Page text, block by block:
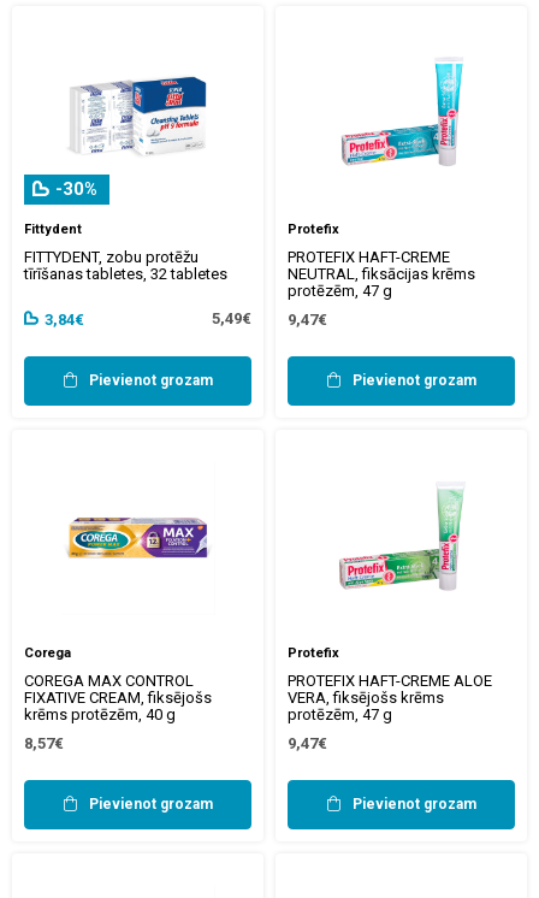
-30%
Fittydent
FITTYDENT, zobu protēžu
tīrīšanas tabletes, 32 tabletes
3,84€ 5,49€
Pievienot grozam
Protefix
PROTEFIX HAFT-CREME
NEUTRAL, fiksācijas krēms
protēzēm, 47 g
9,47€
Pievienot grozam
Corega
COREGA MAX CONTROL
FIXATIVE CREAM, fiksējošs
krēms protēzēm, 40 g
8,57€
Pievienot grozam
Protefix
PROTEFIX HAFT-CREME ALOE
VERA, fiksējošs krēms
protēzēm, 47 g
9,47€
Pievienot grozam